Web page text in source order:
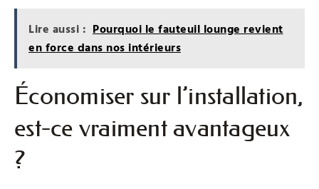
Lire aussi : Pourquoi le fauteuil lounge revient
en force dans nos intérieurs
Économiser sur l’installation,
est-ce vraiment avantageux
?